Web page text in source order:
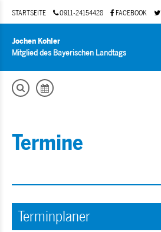
STARTSEITE 0911-24154428 FACEBOOK
Jochen Kohler
Mitglied des Bayerischen Landtags
Termine
Terminplaner